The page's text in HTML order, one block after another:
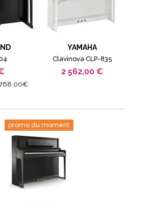
YAMAHA
Clavinova CLP-835
2 562,00 €
promo du moment